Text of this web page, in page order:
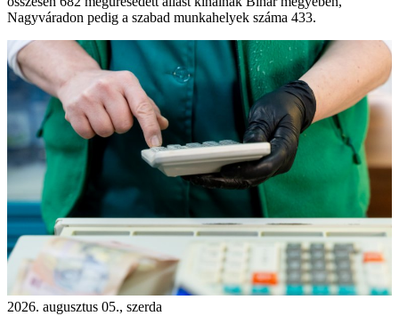
Nagyváradon pedig a szabad munkahelyek száma 433.
2026. augusztus 05., szerda